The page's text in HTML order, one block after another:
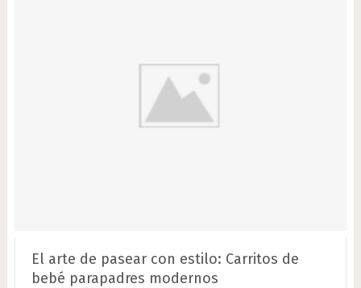
El arte de pasear con estilo: Carritos de
bebé parapadres modernos